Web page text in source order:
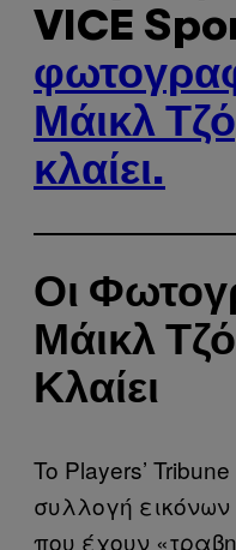
VICE
Μάικλ
κλαίει.
Οι
Μάικλ
Κλαίει
To Players’
συλλογή
που έχουν